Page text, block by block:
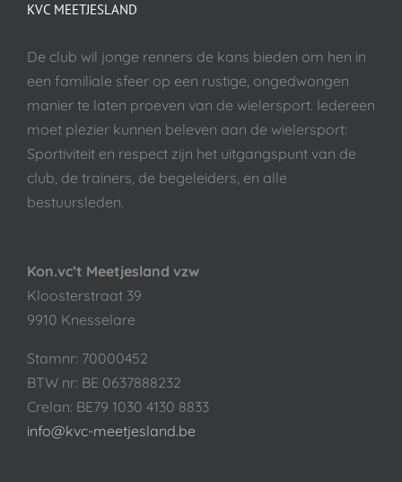
KVC MEETJESLAND
De club wil jonge renners de kans bieden om hen in
een familiale sfeer op een rustige, ongedwongen
manier te laten proeven van de wielersport. Iedereen
moet plezier kunnen beleven aan de wielersport:
Sportiviteit en respect zijn het uitgangspunt van de
club, de trainers, de begeleiders, en alle
bestuursleden.
Kon.vc’t Meetjesland vzw
Kloosterstraat 39
9910 Knesselare
Stamnr: 70000452
BTW nr: BE 0637888232
Crelan: BE79 1030 4130 8833
info@kvc-meetjesland.be